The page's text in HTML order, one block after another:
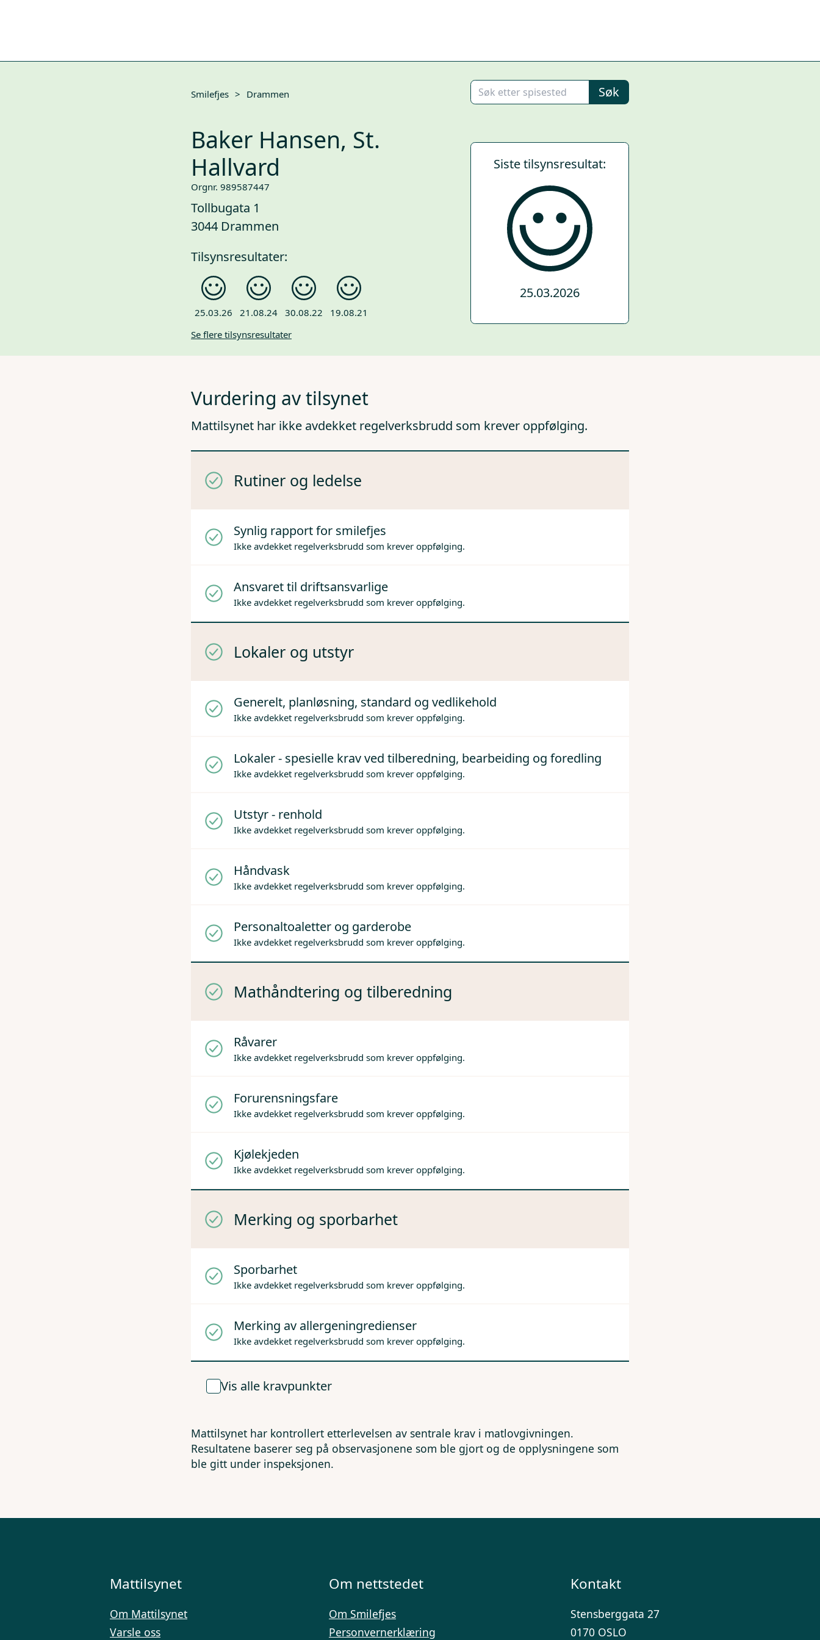
Smilefjes > Drammen Søk
Baker Hansen, St.
Hallvard
Orgnr. 989587447
Tollbugata 1
3044 Drammen
Tilsynsresultater:
25.03.26 21.08.24 30.08.22
19.08.21
Se flere tilsynsresultater
Siste tilsynsresultat:
25.03.2026
Vurdering av tilsynet
Mattilsynet har ikke avdekket regelverksbrudd som krever oppfølging.
Rutiner og ledelse
Synlig rapport for smilefjes
Ikke avdekket regelverksbrudd som krever oppfølging.
Ansvaret til driftsansvarlige
Ikke avdekket regelverksbrudd som krever oppfølging.
Lokaler og utstyr
Generelt, planløsning, standard og vedlikehold
Ikke avdekket regelverksbrudd som krever oppfølging.
Lokaler - spesielle krav ved tilberedning, bearbeiding og foredling
Ikke avdekket regelverksbrudd som krever oppfølging.
Utstyr - renhold
Ikke avdekket regelverksbrudd som krever oppfølging.
Håndvask
Ikke avdekket regelverksbrudd som krever oppfølging.
Personaltoaletter og garderobe
Ikke avdekket regelverksbrudd som krever oppfølging.
Mathåndtering og tilberedning
Råvarer
Ikke avdekket regelverksbrudd som krever oppfølging.
Forurensningsfare
Ikke avdekket regelverksbrudd som krever oppfølging.
Kjølekjeden
Ikke avdekket regelverksbrudd som krever oppfølging.
Merking og sporbarhet
Sporbarhet
Ikke avdekket regelverksbrudd som krever oppfølging.
Merking av allergeningredienser
Ikke avdekket regelverksbrudd som krever oppfølging.
Vis alle kravpunkter
Mattilsynet har kontrollert etterlevelsen av sentrale krav i matlovgivningen.
Resultatene baserer seg på observasjonene som ble gjort og de opplysningene som
ble gitt under inspeksjonen.
Mattilsynet
Om Mattilsynet
Varsle oss
Om nettstedet
Om Smilefjes
Personvernerklæring
Kontakt
Stensberggata 27
0170 OSLO